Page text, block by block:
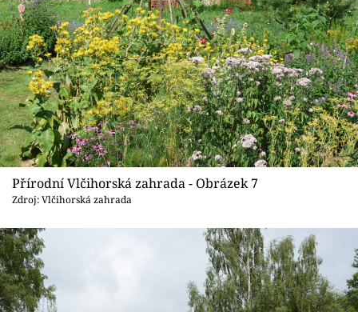
Přírodní Vlčihorská zahrada - Obrázek 7
Zdroj: Vlčihorská zahrada